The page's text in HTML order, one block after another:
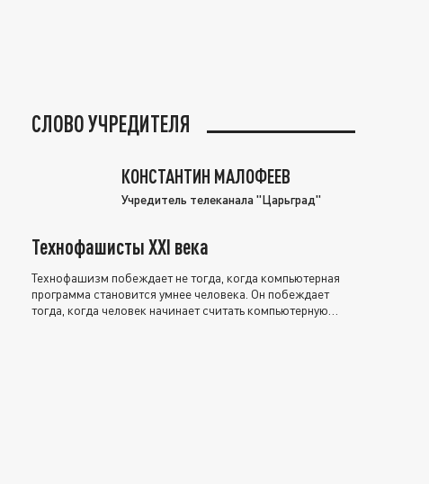
СЛОВО УЧРЕДИТЕЛЯ
КОНСТАНТИН МАЛОФЕЕВ
Учредитель телеканала "Царьград"
Технофашисты XXI века
Технофашизм побеждает не тогда, когда компьютерная
программа становится умнее человека. Он побеждает
тогда, когда человек начинает считать компьютерную